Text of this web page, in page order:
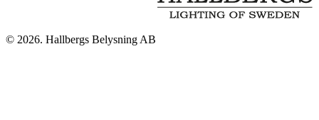
© 2026. Hallbergs Belysning AB